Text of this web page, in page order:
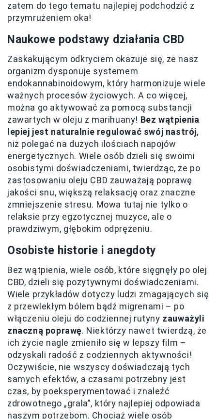
zatem do tego tematu najlepiej podchodzić z
przymrużeniem oka!
Naukowe podstawy działania CBD
Zaskakującym odkryciem okazuje się, że nasz
organizm dysponuje systemem
endokannabinoidowym, który harmonizuje wiele
ważnych procesów życiowych. A co więcej,
można go aktywować za pomocą substancji
zawartych w oleju z marihuany! Bez wątpienia
lepiej jest naturalnie regulować swój nastrój,
niż polegać na dużych ilościach napojów
energetycznych. Wiele osób dzieli się swoimi
osobistymi doświadczeniami, twierdząc, że po
zastosowaniu oleju CBD zauważają poprawę
jakości snu, większą relaksację oraz znaczne
zmniejszenie stresu. Mowa tutaj nie tylko o
relaksie przy egzotycznej muzyce, ale o
prawdziwym, głębokim odprężeniu.
Osobiste historie i anegdoty
Bez wątpienia, wiele osób, które sięgnęły po olej
CBD, dzieli się pozytywnymi doświadczeniami.
Wiele przykładów dotyczy ludzi zmagających się
z przewlekłym bólem bądź migrenami – po
włączeniu oleju do codziennej rutyny zauważyli
znaczną poprawę. Niektórzy nawet twierdzą, że
ich życie nagle zmieniło się w lepszy film –
odzyskali radość z codziennych aktywności!
Oczywiście, nie wszyscy doświadczają tych
samych efektów, a czasami potrzebny jest
czas, by poeksperymentować i znaleźć
zdrowotnego „grala”, który najlepiej odpowiada
naszym potrzebom. Chociaż wiele osób